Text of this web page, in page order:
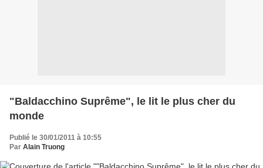
"Baldacchino Suprême", le lit le plus cher du
monde
Publié le 30/01/2011 à 10:55
Par Alain Truong